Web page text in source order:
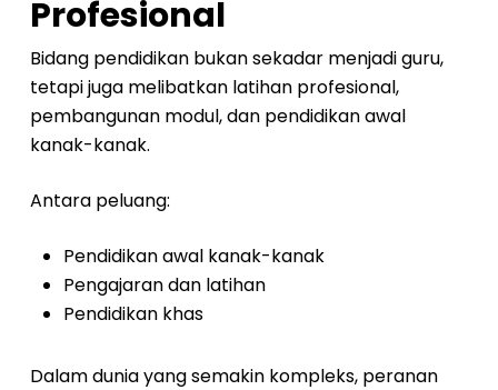
Profesional
Bidang pendidikan bukan sekadar menjadi guru,
tetapi juga melibatkan latihan profesional,
pembangunan modul, dan pendidikan awal
kanak-kanak.
Antara peluang:
Pendidikan awal kanak-kanak
Pengajaran dan latihan
Pendidikan khas
Dalam dunia yang semakin kompleks, peranan